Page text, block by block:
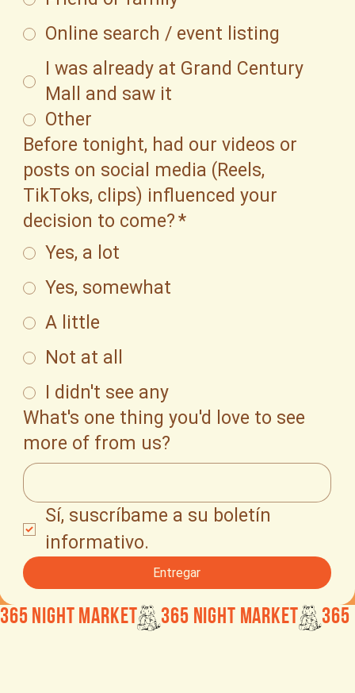
Online search / event listing
I was already at Grand Century
Mall and saw it
Other
Before tonight, had our videos or
posts on social media (Reels,
TikToks, clips) influenced your
decision to come?*
Yes, a lot
Yes, somewhat
A little
Not at all
I didn't see any
What's one thing you'd love to see
more of from us?
Sí, suscríbame a su boletín
informativo.
Entregar
365 Night Market